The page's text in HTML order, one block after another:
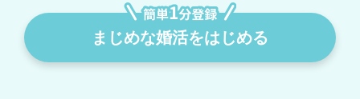
まじめな婚活をはじめる